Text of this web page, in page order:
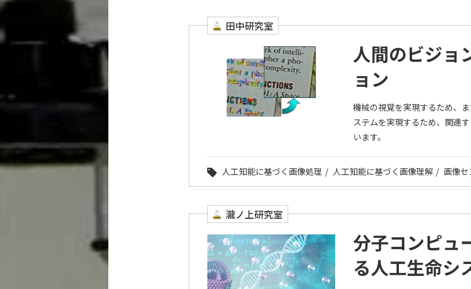
田中研究室
人間のビジョ
ョン
機械の視覚を実現するため、
ステムを実現するため、関連
います。
人工知能に基づく画像処理 人工知能に基づく画像理解 画像
瀧ノ上研究室
分子コンピュ
る人工生命シ